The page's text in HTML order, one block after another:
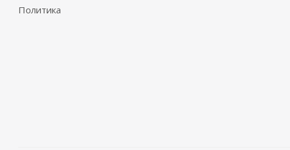
Политика